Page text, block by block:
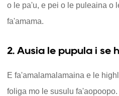
o le pa'u, e pei o le puleaina o
fa'amama.
2. Ausia le pupula i se
E fa'amalamalamaina e le
foliga mo le susulu